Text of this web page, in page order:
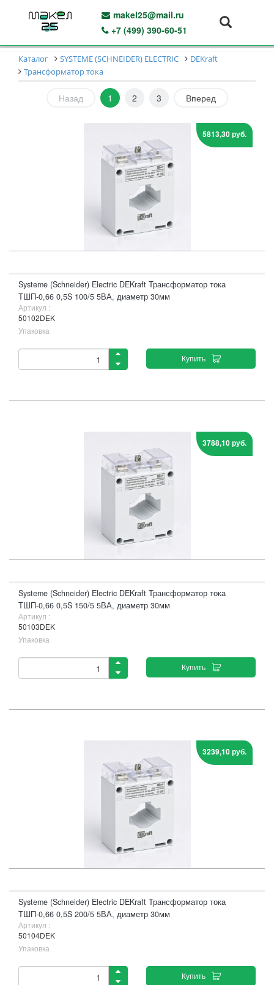
makel25@mail.ru
+7 (499) 390-60-51
Каталог SYSTEME (SCHNEIDER) ELECTRIC
DEKraft
Трансформатор тока
Назад 1 2 3 Вперед
5813,30 руб.
Systeme (Schneider) Electric DEKraft Трансформатор тока
ТШП-0,66 0,5S 100/5 5ВА, диаметр 30мм
Артикул :
50102DEK
Упаковка
Купить
3788,10 руб.
Systeme (Schneider) Electric DEKraft Трансформатор тока
ТШП-0,66 0,5S 150/5 5ВА, диаметр 30мм
Артикул :
50103DEK
Упаковка
Купить
3239,10 руб.
Systeme (Schneider) Electric DEKraft Трансформатор тока
ТШП-0,66 0,5S 200/5 5ВА, диаметр 30мм
Артикул :
50104DEK
Упаковка
Купить